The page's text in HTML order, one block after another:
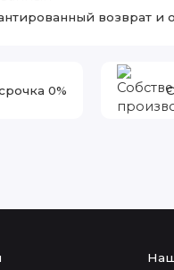
возврат и
0%